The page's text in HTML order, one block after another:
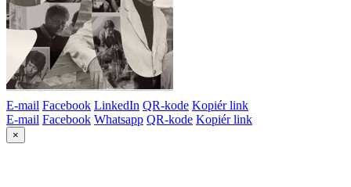
E-mail Facebook LinkedIn QR-kode Kopiér link
E-mail Facebook Whatsapp QR-kode Kopiér link
×